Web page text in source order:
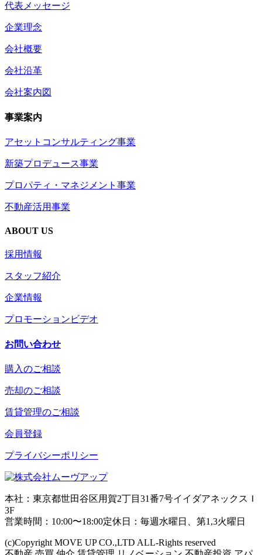
代表メッセージ
企業理念
会社概要
会社沿革
会社案内図
事業案内
アセットコンサルティング事業
新築プロデュース事業
プロパティ・マネジメント事業
不動産活用事業
ABOUT US
採用情報
スタッフ紹介
企業情報
プロモーションビデオ
お問い合わせ
購入のご相談
売却のご相談
賃貸管理のご相談
会員登録
プライバシーポリシー
本社：東京都世田谷区用賀2丁目31番7号イイダアネックスＩ
3F
営業時間：10:00〜18:00定休日：毎週水曜日、第1,3火曜日
(c)Copyright MOVE UP CO.,LTD ALL-Rights reserved